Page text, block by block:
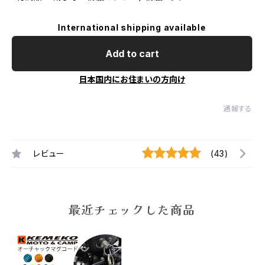
International shipping available
Add to cart
日本国内にお住まいの方向け
通報する
レビュー (43)
最近チェックした商品